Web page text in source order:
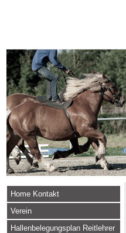
Home Kontakt
Verein
Hallenbelegungsplan Reitlehrer